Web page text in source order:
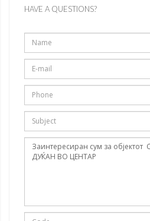
HAVE A QUESTIONS?